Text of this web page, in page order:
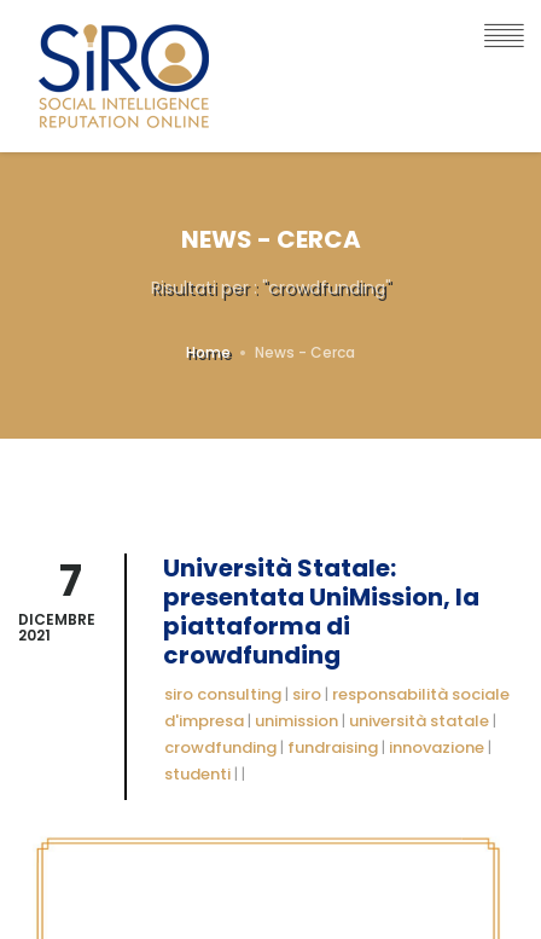
NEWS - CERCA
Risultati per : "crowdfunding"
Home News - Cerca
7
DICEMBRE
2021
Università Statale:
presentata UniMission, la
piattaforma di
crowdfunding
siro consulting | siro | responsabilità sociale
d'impresa | unimission | università statale |
crowdfunding | fundraising | innovazione |
studenti | |